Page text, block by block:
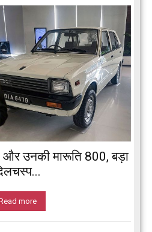
उनकी मारूति 800, बड़ा
more